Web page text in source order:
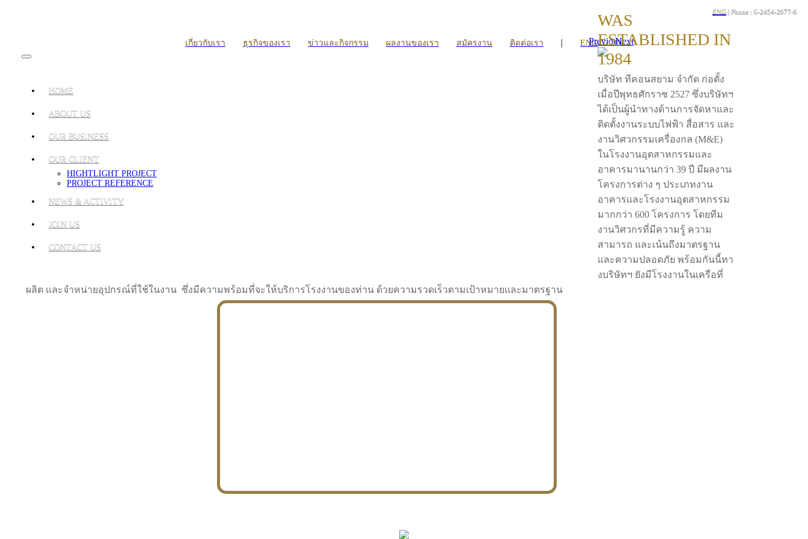
ENG | Phone : 0-2454-2977-9
เกี่ยวกับเรา ธุรกิจของเรา ข่าวและกิจกรรม ผลงานของเรา สมัครงาน ติดต่อเรา | ENG
HOME
ABOUT US
OUR BUSINESS
OUR CLIENT
HIGHTLIGHT PROJECT
PROJECT REFERENCE
NEWS & ACTIVITY
JOIN US
CONTACT US
PreviousNext
WAS
ESTABLISHED IN
1984
บริษัท ทีคอนสยาม จำกัด ก่อตั้ง
เมื่อปีพุทธศักราช 2527 ซึ่งบริษัทฯ
ได้เป็นผู้นำทางด้านการจัดหาและ
ติดตั้งงานระบบไฟฟ้า สื่อสาร และ
งานวิศวกรรมเครื่องกล (M&E)
ในโรงงานอุตสาหกรรมและ
อาคารมานานกว่า 39 ปี มีผลงาน
โครงการต่าง ๆ ประเภทงาน
อาคารและโรงงานอุตสาหกรรม
มากกว่า 600 โครงการ โดยทีม
งานวิศวกรที่มีความรู้ ความ
สามารถ และเน้นถึงมาตรฐาน
และความปลอดภัย พร้อมกันนี้ทา
งบริษัทฯ ยังมีโรงงานในเครือที่
ผลิต และจำหน่ายอุปกรณ์ที่ใช้ในงาน ซึ่งมีความพร้อมที่จะให้บริการโรงงานของท่าน ด้วยความรวดเร็วตามเป้าหมายและมาตรฐาน